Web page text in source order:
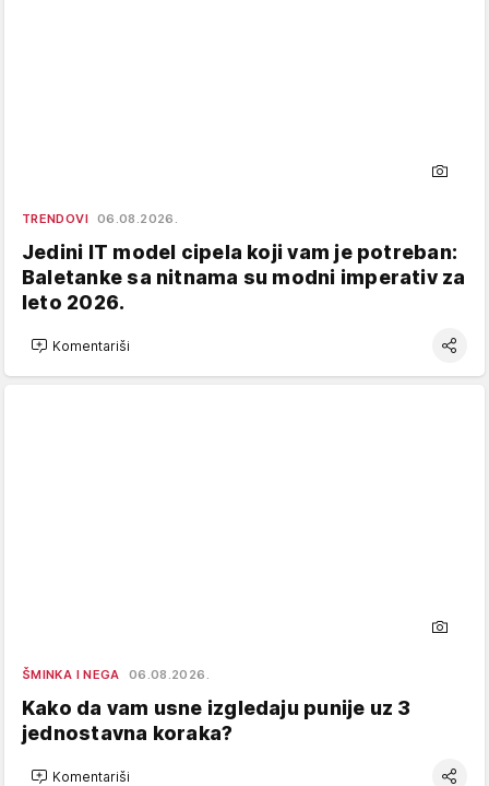
TRENDOVI 06.08.2026.
Jedini IT model cipela koji vam je potreban:
Baletanke sa nitnama su modni imperativ za
leto 2026.
Komentariši
ŠMINKA I NEGA 06.08.2026.
Kako da vam usne izgledaju punije uz 3
jednostavna koraka?
Komentariši